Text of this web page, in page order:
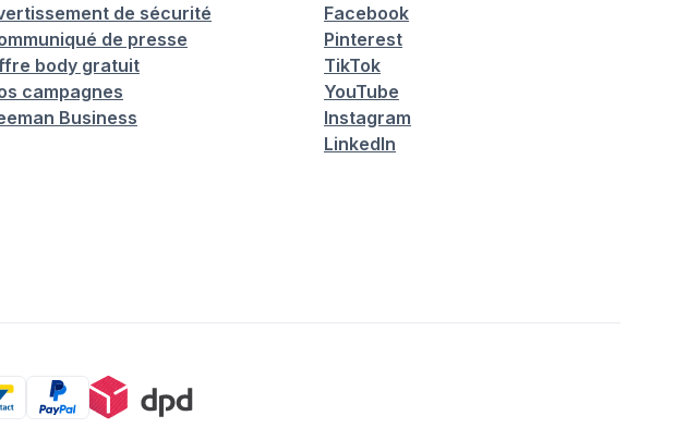
de sécurité
de presse
body gratuit
campagnes
Business
Facebook
Pinterest
TikTok
YouTube
Instagram
LinkedIn